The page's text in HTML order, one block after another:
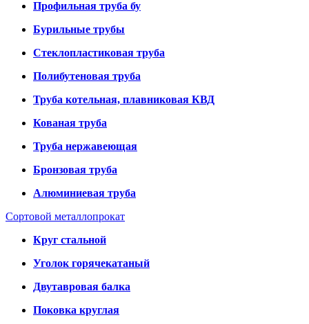
Профильная труба бу
Бурильные трубы
Стеклопластиковая труба
Полибутеновая труба
Труба котельная, плавниковая КВД
Кованая труба
Труба нержавеющая
Бронзовая труба
Алюминиевая труба
Сортовой металлопрокат
Круг стальной
Уголок горячекатаный
Двутавровая балка
Поковка круглая